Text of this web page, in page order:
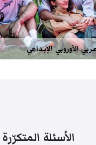
الأوروبي الإبداعي
الأسئلة المتكرّرة